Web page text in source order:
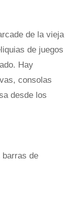
de la vieja
de juegos
Hay
consolas
desde los
barras de